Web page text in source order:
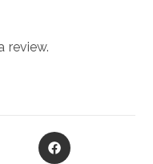
review.
Opens
in